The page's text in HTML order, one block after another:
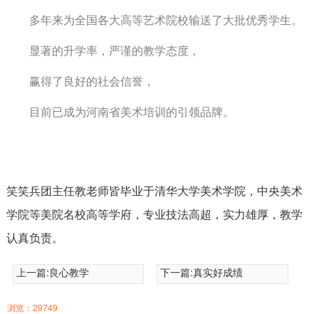
多年来为全国各大高等艺术院校输送了大批优秀学生。
显著的升学率，严谨的教学态度，
赢得了良好的社会信誉，
目前已成为河南省美术培训的引领品牌。
笑笑兵团主任教老师皆毕业于清华大学美术学院，中央美术
学院等美院名校高等学府，专业技法高超，实力雄厚，教学
认真负责。
上一篇:良心教学 下一篇:真实好成绩
浏览：29749